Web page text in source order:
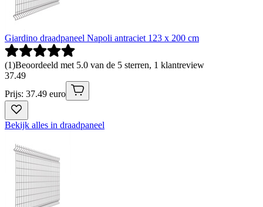
Giardino draadpaneel Napoli antraciet 123 x 200 cm
(1)Beoordeeld met 5.0 van de 5 sterren, 1 klantreview
37.49
Prijs: 37.49 euro
Bekijk alles in draadpaneel